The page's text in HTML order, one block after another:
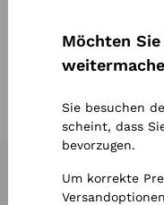
Sulfite
Ca'
Weitere Informationen
Möchten
Sie besuchen
scheint, dass
bevorzugen.
Um korrekte